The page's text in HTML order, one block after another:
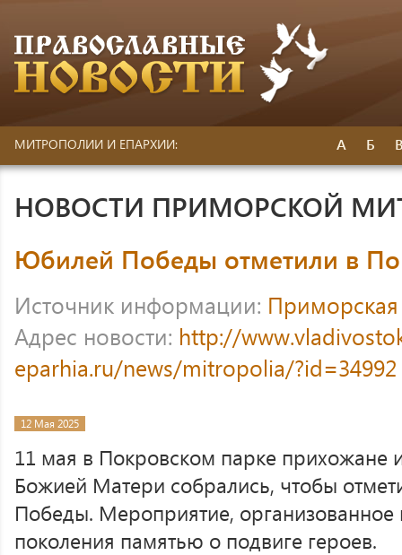
МИТРОПОЛИИ И ЕПАРХИИ: А Б
НОВОСТИ ПРИМОРСКОЙ
Юбилей Победы отметили в
Источник информации:
Адрес новости: http://
eparhia.ru/news/mitropolia/?id=34992
12 Мая 2025
11 мая в Покровском парке прихожане
Божией Матери собрались, чтобы
Победы. Мероприятие,
поколения памятью о подвиге героев.